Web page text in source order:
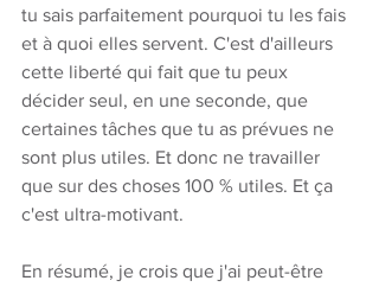
tu sais parfaitement pourquoi tu les fais
et à quoi elles servent. C'est d'ailleurs
cette liberté qui fait que tu peux
décider seul, en une seconde, que
certaines tâches que tu as prévues ne
sont plus utiles. Et donc ne travailler
que sur des choses 100 % utiles. Et ça
c'est ultra-motivant.
En résumé, je crois que j'ai peut-être